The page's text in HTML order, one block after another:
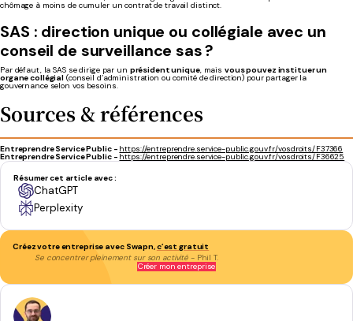
chômage à moins de cumuler un contrat de travail distinct.
SAS : direction unique ou collégiale avec un
conseil de surveillance sas ?
Par défaut, la SAS se dirige par un président unique, mais vous pouvez instituer un
organe collégial (conseil d’administration ou comité de direction) pour partager la
gouvernance selon vos besoins.
Sources & références
Entreprendre Service Public - https://entreprendre.service-public.gouv.fr/vosdroits/F37366
Entreprendre Service Public -https://entreprendre.service-public.gouv.fr/vosdroits/F36625
Résumer cet article avec :
ChatGPT
Perplexity
Créez votre entreprise avec Swapn,c’est gratuit
Se concentrer pleinement sur son activité - Phil T.
Créer mon entreprise